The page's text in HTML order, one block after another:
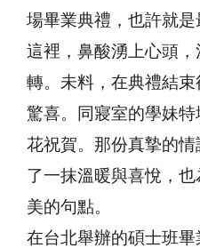
場畢業典禮，也許就是
這裡，鼻酸湧上心頭
轉。未料，在典禮結
驚喜。同寢室的學妹
花祝賀。那份真摯的
了一抹溫暖與喜悅，
美的句點。
在台北舉辦的碩士班